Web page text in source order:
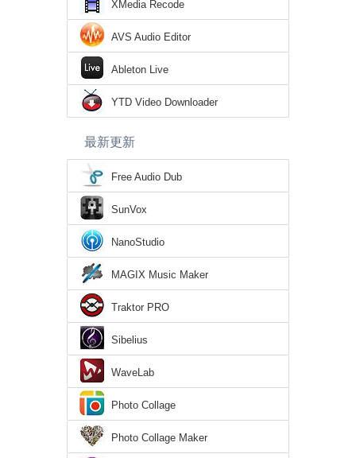
XMedia Recode
AVS Audio Editor
Ableton Live
YTD Video Downloader
最新更新
Free Audio Dub
SunVox
NanoStudio
MAGIX Music Maker
Traktor PRO
Sibelius
WaveLab
Photo Collage
Photo Collage Maker